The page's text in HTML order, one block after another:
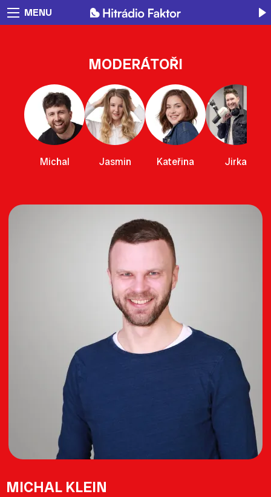
MENU
MODERÁTOŘI
Michal Jasmin Kateřina Jirka
MICHAL KLEIN